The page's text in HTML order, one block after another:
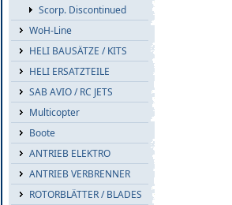
Scorp. Discontinued
WoH-Line
HELI BAUSÄTZE / KITS
HELI ERSATZTEILE
SAB AVIO / RC JETS
Multicopter
Boote
ANTRIEB ELEKTRO
ANTRIEB VERBRENNER
ROTORBLÄTTER / BLADES